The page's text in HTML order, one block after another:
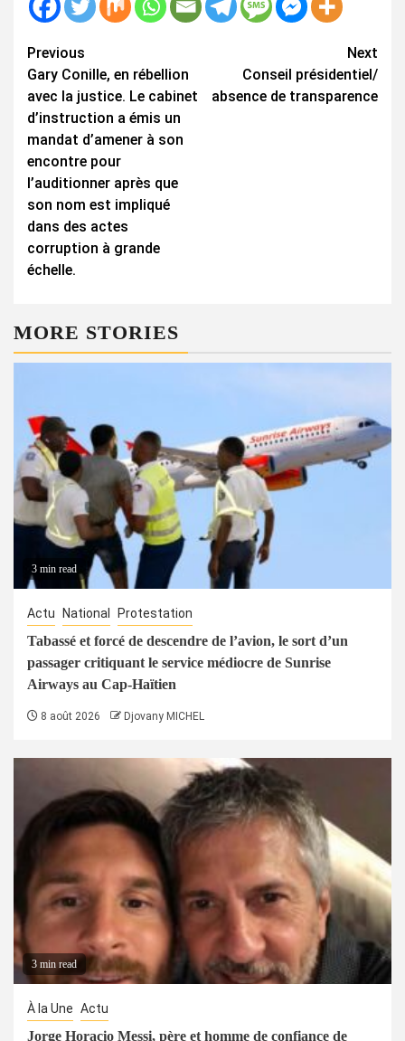
Continue
Reading
Previous
Gary Conille, en rébellion
avec la justice. Le cabinet
d’instruction a émis un
mandat d’amener à son
encontre pour
l’auditionner après que
son nom est impliqué
dans des actes
corruption à grande
échelle.
Next
Conseil présidentiel/
absence de transparence
MORE STORIES
3 min read
Actu National Protestation
Tabassé et forcé de descendre de l’avion, le sort d’un
passager critiquant le service médiocre de Sunrise
Airways au Cap-Haïtien
8 août 2026 Djovany MICHEL
3 min read
À la Une Actu
Jorge Horacio Messi, père et homme de confiance de